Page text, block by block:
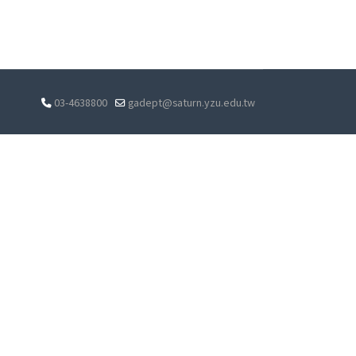
03-4638800 gadept@saturn.yzu.edu.tw